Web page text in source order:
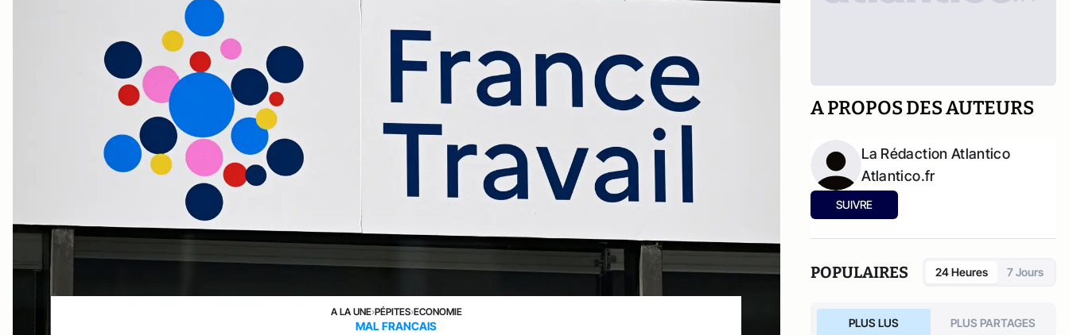
A LA UNE›PÉPITES›ECONOMIE
MAL FRANCAIS
A PROPOS DES AUTEURS
La Rédaction Atlantico
Atlantico.fr
SUIVRE
POPULAIRES 24 Heures 7 Jours
PLUS LUS PLUS PARTAGES